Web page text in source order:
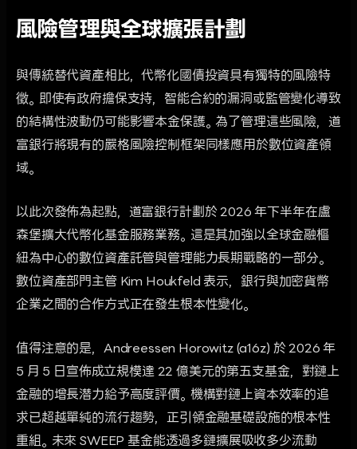
風險管理與全球擴張計劃
與傳統替代資產相比，代幣化國債投資具有獨特的風險特
徵。即使有政府擔保支持，智能合約的漏洞或監管變化導致
的結構性波動仍可能影響本金保護。為了管理這些風險，道
富銀行將現有的嚴格風險控制框架同樣應用於數位資產領
域。
以此次發佈為起點，道富銀行計劃於 2026 年下半年在盧
森堡擴大代幣化基金服務業務。這是其加強以全球金融樞
紐為中心的數位資產託管與管理能力長期戰略的一部分。
數位資產部門主管 Kim Houkfeld 表示，銀行與加密貨幣
企業之間的合作方式正在發生根本性變化。
值得注意的是，Andreessen Horowitz (a16z) 於 2026 年
5 月 5 日宣佈成立規模達 22 億美元的第五支基金，對鏈上
金融的增長潛力給予高度評價。機構對鏈上資本效率的追
求已超越單純的流行趨勢，正引領金融基礎設施的根本性
重組。未來 SWEEP 基金能透過多鏈擴展吸收多少流動